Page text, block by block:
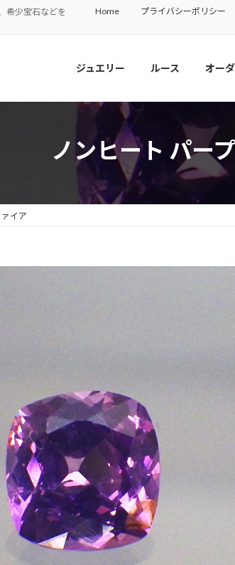
希少宝石などを
Home プライバシーポリシー
ジュエリー ルース オー
ノンヒート パー
イア